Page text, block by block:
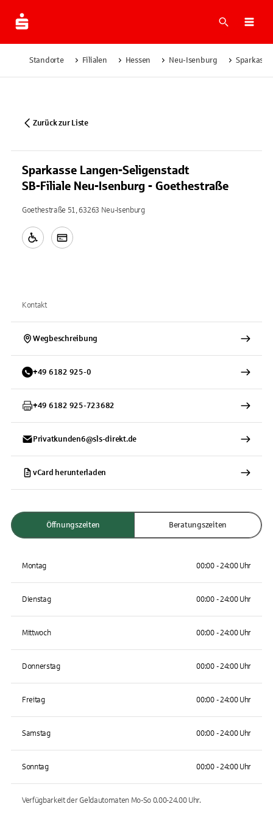
Suche
Standorte Filialen Hessen Neu-Isenburg
Zurück zur Liste
Sparkasse Langen-Seligenstadt
SB-Filiale Neu-Isenburg - Goethestraße
Goethestraße 51, 63263 Neu-Isenburg
Kontakt
Wegbeschreibung
+49 6182 925-0
+49 6182 925-723682
Privatkunden6@sls-direkt.de
vCard herunterladen
Öffnungszeiten Beratungszeiten
Montag 00:00 - 24:00 Uhr
Dienstag 00:00 - 24:00 Uhr
Mittwoch 00:00 - 24:00 Uhr
Donnerstag 00:00 - 24:00 Uhr
Freitag 00:00 - 24:00 Uhr
Samstag 00:00 - 24:00 Uhr
Sonntag 00:00 - 24:00 Uhr
Verfügbarkeit der Geldautomaten Mo-So 0.00-24.00Uhr.